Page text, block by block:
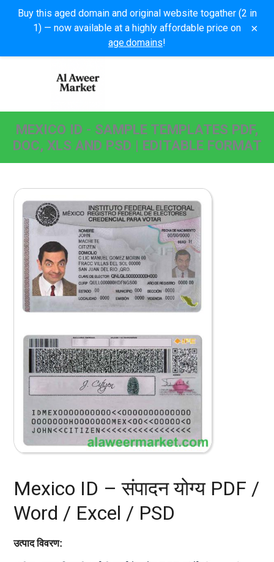
Buy this aged domain and original website togather (2 in
1) — now available at a highly affordable price on
age.domains!
×
MEXICO ID - SAMPLE TEMPLATES PDF,
DOC, XLS AND PSD | EDITABLE FORMAT
Mexico ID – संपादन योग्य PDF /
Word / Excel / PSD
उत्पाद विवरण: